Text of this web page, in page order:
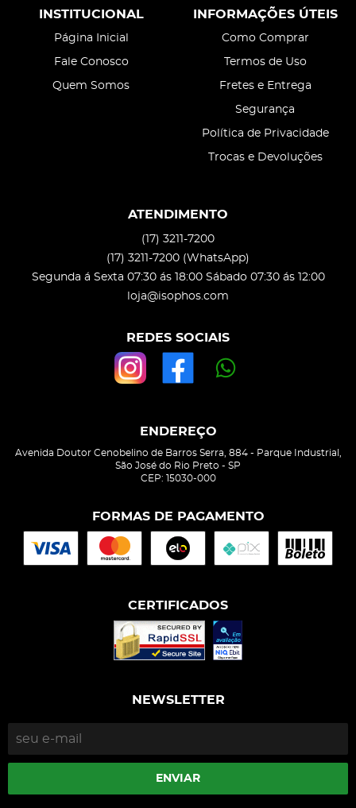
INSTITUCIONAL
Página Inicial
Fale Conosco
Quem Somos
INFORMAÇÕES ÚTEIS
Como Comprar
Termos de Uso
Fretes e Entrega
Segurança
Política de Privacidade
Trocas e Devoluções
ATENDIMENTO
(17) 3211-7200
(17) 3211-7200 (WhatsApp)
Segunda á Sexta 07:30 ás 18:00 Sábado 07:30 ás 12:00
loja@isophos.com
REDES SOCIAIS
ENDEREÇO
Avenida Doutor Cenobelino de Barros Serra, 884- Parque Industrial,
São José do Rio Preto - SP
CEP: 15030-000
FORMAS DE PAGAMENTO
CERTIFICADOS
NEWSLETTER
ENVIAR